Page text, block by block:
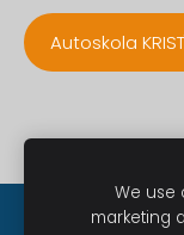
Autoskola
We use
marketing